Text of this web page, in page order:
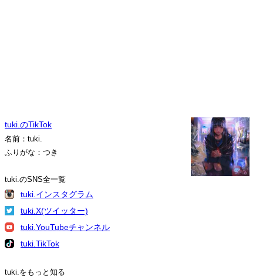
tuki.のTikTok
名前：tuki.
ふりがな：つき
tuki.のSNS全一覧
tuki.インスタグラム
tuki.X(ツイッター)
tuki.YouTubeチャンネル
tuki.TikTok
tuki.をもっと知る